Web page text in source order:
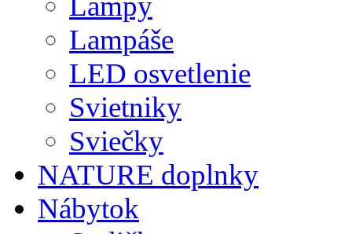
Lampáše
LED osvetlenie
Svietniky
Sviečky
NATURE doplnky
Nábytok